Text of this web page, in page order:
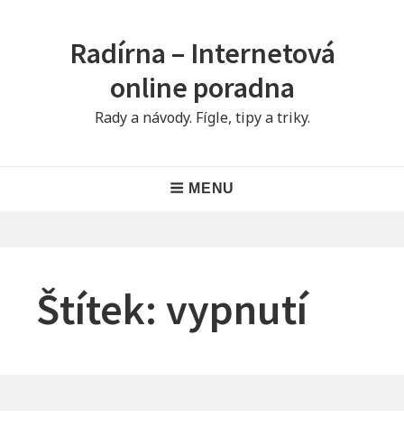
Radírna – Internetová
online poradna
Rady a návody. Fígle, tipy a triky.
MENU
Štítek: vypnutí